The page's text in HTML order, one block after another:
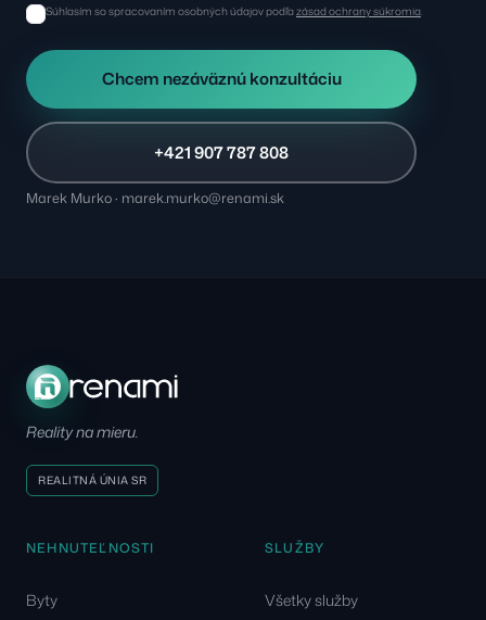
Súhlasím so spracovaním osobných údajov podľazásad ochrany súkromia.
Chcem nezáväznú konzultáciu
+421 907 787 808
Marek Murko · marek.murko@renami.sk
Reality na mieru.
REALITNÁ ÚNIA SR
NEHNUTEĽNOSTI
Byty
SLUŽBY
Všetky služby